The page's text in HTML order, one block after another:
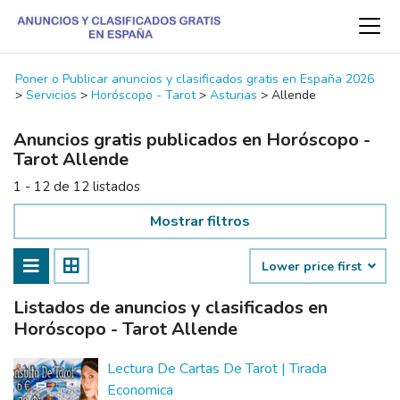
Poner o Publicar anuncios y clasificados gratis en España 2026
> Servicios > Horóscopo - Tarot > Asturias > Allende
Anuncios gratis publicados en Horóscopo -
Tarot Allende
1 - 12 de 12 listados
Mostrar filtros
Lower price first
Listados de anuncios y clasificados en
Horóscopo - Tarot Allende
Lectura De Cartas De Tarot | Tirada
Economica